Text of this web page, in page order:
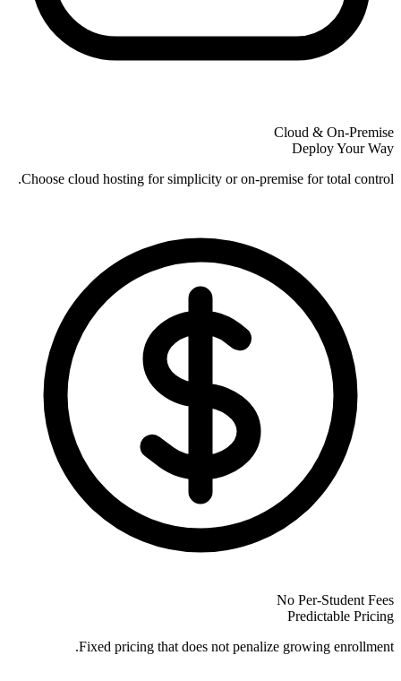
Cloud & On-Premise
Deploy Your Way
Choose cloud hosting for simplicity or on-premise for total control.
No Per-Student Fees
Predictable Pricing
Fixed pricing that does not penalize growing enrollment.